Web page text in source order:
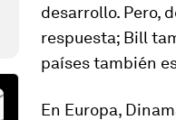
desarrollo. Pero,
respuesta; Bill
países también
En Europa,